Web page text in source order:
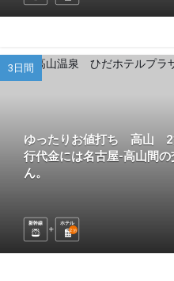
3日間
ゆったりお値打ち 高山
行代金には名古屋-高山間
ん。
新幹線
ホテル
2泊